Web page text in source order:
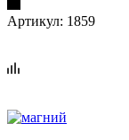
Артикул: 1859